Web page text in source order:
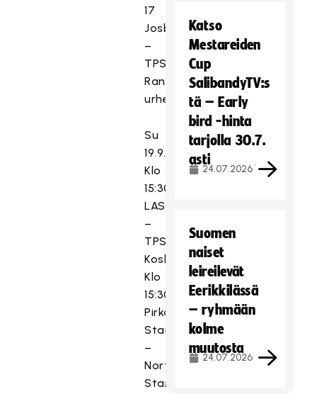
17
Josba
–
TPS,
Rantakylän
urheiluhalli
Su
19.9.2021
Klo
15:30
LASB
–
TPS,
Koskihalli
Klo
15:30
Pirkat/Häme
Stars
–
Northern
Stars,
Katso
Mestareiden
Cup
SalibandyTV:s
tä – Early
bird -hinta
tarjolla 30.7.
asti
24.07.2026
Suomen
naiset
leireilevät
Eerikkilässä
– ryhmään
kolme
muutosta
24.07.2026